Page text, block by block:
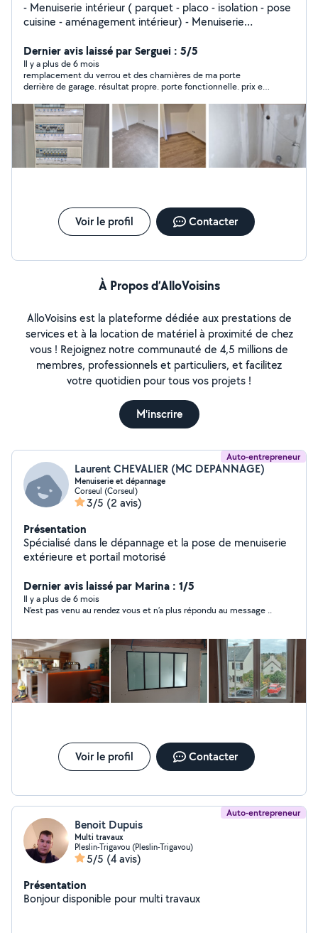
- Menuiserie intérieur ( parquet - placo - isolation - pose
cuisine - aménagement intérieur) - Menuiserie
pose de rampe ) - Travaux électricité ( pose ou
remplacement de tableau électrique - passage de câble
- pose ou remplacement d'appareillage électrique -
mise en place radiateur électrique - dépannage
électrique )
Dernier avis laissé par Serguei : 5/5
Il y a plus de 6 mois
remplacement du verrou et des charnières de ma porte
derrière de garage. résultat propre. porte fonctionnelle. prix et
Voir le profil Contacter
À Propos d’AlloVoisins
AlloVoisins est la plateforme dédiée aux prestations de
services et à la location de matériel à proximité de chez
vous ! Rejoignez notre communauté de 4,5 millions de
membres, professionnels et particuliers, et facilitez
votre quotidien pour tous vos projets !
M'inscrire
Auto-entrepreneur
Laurent CHEVALIER (MC DEPANNAGE)
Menuiserie et dépannage
Corseul (Corseul)
3/5 (2 avis)
Présentation
Spécialisé dans le dépannage et la pose de menuiserie
extérieure et portail motorisé
Dernier avis laissé par Marina : 1/5
Il y a plus de 6 mois
N’est pas venu au rendez vous et n’a plus répondu au message ..
Voir le profil Contacter
Auto-entrepreneur
Benoit Dupuis
Multi travaux
Pleslin-Trigavou (Pleslin-Trigavou)
5/5 (4 avis)
Présentation
Bonjour disponible pour multi travaux